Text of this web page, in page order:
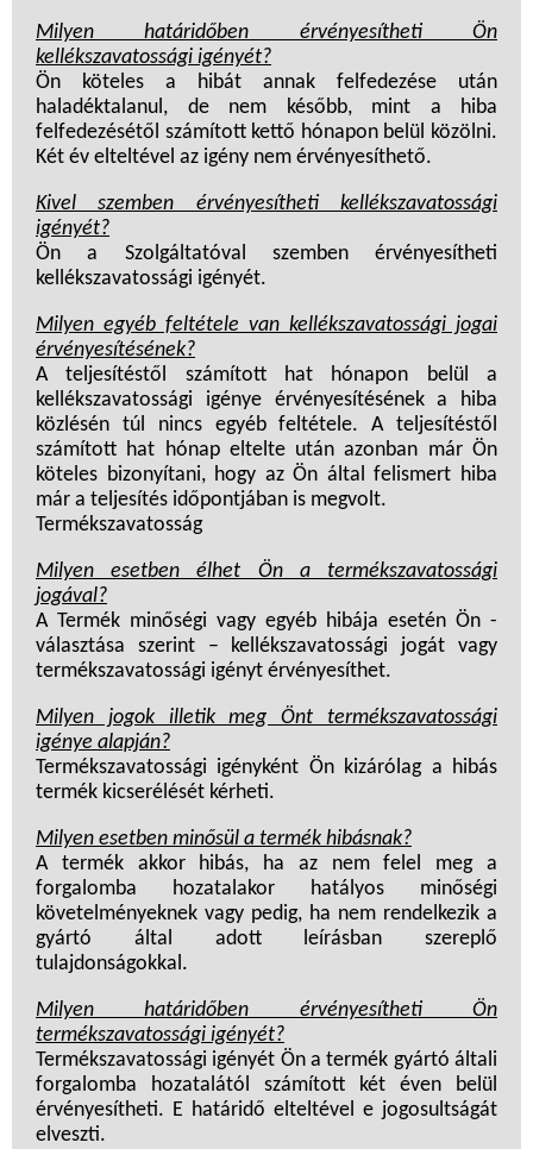
Milyen határidőben érvényesítheti Ön
kellékszavatossági igényét?
Ön köteles a hibát annak felfedezése után
haladéktalanul, de nem később, mint a hiba
felfedezésétől számított kettő hónapon belül közölni.
Két év elteltével az igény nem érvényesíthető.
Kivel szemben érvényesítheti kellékszavatossági
igényét?
Ön a Szolgáltatóval szemben érvényesítheti
kellékszavatossági igényét.
Milyen egyéb feltétele van kellékszavatossági jogai
érvényesítésének?
A teljesítéstől számított hat hónapon belül a
kellékszavatossági igénye érvényesítésének a hiba
közlésén túl nincs egyéb feltétele. A teljesítéstől
számított hat hónap eltelte után azonban már Ön
köteles bizonyítani, hogy az Ön által felismert hiba
már a teljesítés időpontjában is megvolt.
Termékszavatosság
Milyen esetben élhet Ön a termékszavatossági
jogával?
A Termék minőségi vagy egyéb hibája esetén Ön -
választása szerint – kellékszavatossági jogát vagy
termékszavatossági igényt érvényesíthet.
Milyen jogok illetik meg Önt termékszavatossági
igénye alapján?
Termékszavatossági igényként Ön kizárólag a hibás
termék kicserélését kérheti.
Milyen esetben minősül a termék hibásnak?
A termék akkor hibás, ha az nem felel meg a
forgalomba hozatalakor hatályos minőségi
követelményeknek vagy pedig, ha nem rendelkezik a
gyártó által adott leírásban szereplő
tulajdonságokkal.
Milyen határidőben érvényesítheti Ön
termékszavatossági igényét?
Termékszavatossági igényét Ön a termék gyártó általi
forgalomba hozatalától számított két éven belül
érvényesítheti. E határidő elteltével e jogosultságát
elveszti.